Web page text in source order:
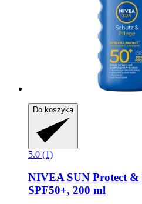
Do koszyka
5.0 (1)
NIVEA SUN Protect
SPF50+, 200 ml